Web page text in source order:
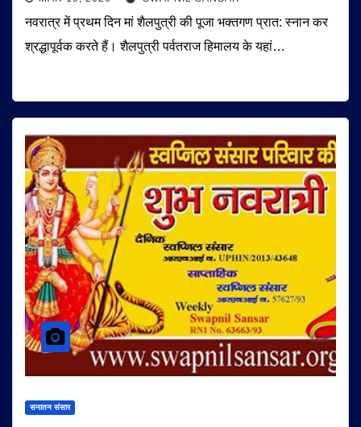
नवरात्र में प्रथम दिन मां शैलपुत्री की पूजा भक्तगण प्रात: स्नान कर
श्रद्धापूर्वक करते हैं। शैलपुत्री पर्वतराज हिमालय के यहां…
सनातन संसार